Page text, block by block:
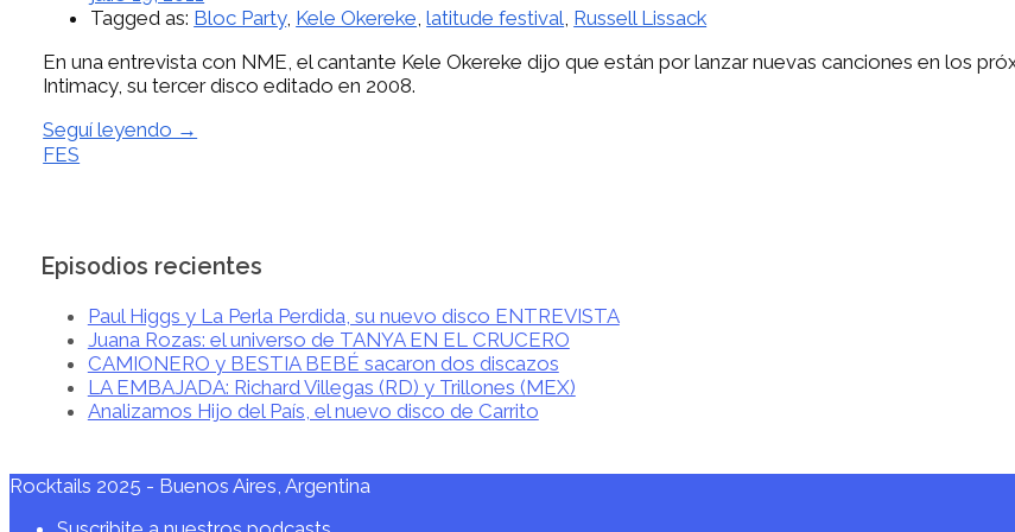
Tagged as: Bloc Party, Kele Okereke,latitude festival, Russell Lissack
En una entrevista con NME, el cantante Kele Okereke dijo que están por lanzar nuevas canciones en los
Intimacy, su tercer disco editado en 2008.
Seguí leyendo →
FES
Episodios recientes
Paul Higgs y La Perla Perdida, su nuevo disco ENTREVISTA
Juana Rozas: el universo de TANYA EN EL CRUCERO
CAMIONERO y BESTIA BEBÉ sacaron dos discazos
LA EMBAJADA: Richard Villegas (RD) y Trillones (MEX)
Analizamos Hijo del País, el nuevo disco de Carrito
Rocktails 2025 - Buenos Aires, Argentina